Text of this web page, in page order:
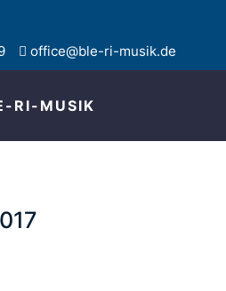
office@ble-ri-musik.de